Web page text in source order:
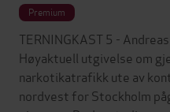
Premium
TERNINGKAST 5 -
Høyaktuell utgivelse om
narkotikatrafikk ute av
nordvest for Stockholm